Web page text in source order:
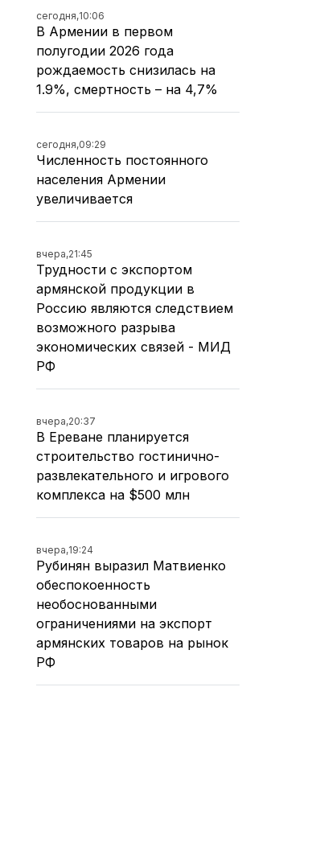
сегодня,10:06
В Армении в первом
полугодии 2026 года
рождаемость снизилась на
1.9%, смертность – на 4,7%
сегодня,09:29
Численность постоянного
населения Армении
увеличивается
вчера,21:45
Трудности с экспортом
армянской продукции в
Россию являются следствием
возможного разрыва
экономических связей - МИД
РФ
вчера,20:37
В Ереване планируется
строительство гостинично-
развлекательного и игрового
комплекса на $500 млн
вчера,19:24
Рубинян выразил Матвиенко
обеспокоенность
необоснованными
ограничениями на экспорт
армянских товаров на рынок
РФ